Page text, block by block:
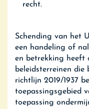
recht.
Schending van het
een handeling of
en betrekking heeft
beleidsterreinen
richtlijn 2019/1937
toepassingsgebied
toepassing